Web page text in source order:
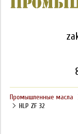
Промышленные масла
HLP ZF 32